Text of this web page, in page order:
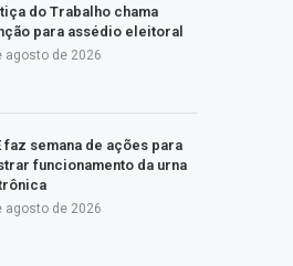
do Trabalho chama
para assédio eleitoral
agosto de 2026
faz semana de ações para
funcionamento da urna
agosto de 2026